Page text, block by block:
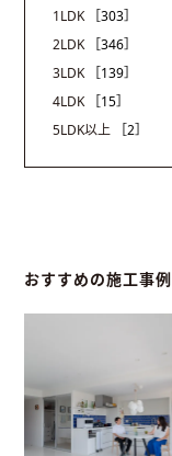
1LDK
［303］
2LDK
［346］
3LDK
［139］
4LDK
［15］
5LDK以上
［2］
おすすめの施工事例